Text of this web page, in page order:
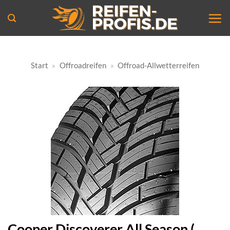
Inhalt
springen
Start » Offroadreifen » Offroad-Allwetterreifen